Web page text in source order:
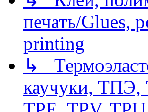
печать/Glues,
printing
↳
каучуки, ТПЭ,